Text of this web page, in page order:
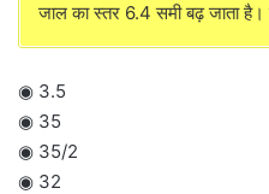
जाल का स्तर 6.4 समी बढ़ जाता है।
◉ 3.5
◉ 35
◉ 35/2
◉ 32